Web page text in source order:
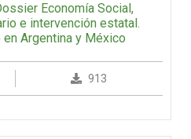
Economía Social,
e intervención estatal.
Argentina y México
913